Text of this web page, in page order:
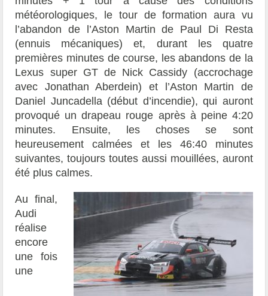
météorologiques, le tour de formation aura vu
l’abandon de l’Aston Martin de Paul Di Resta
(ennuis mécaniques) et, durant les quatre
premières minutes de course, les abandons de la
Lexus super GT de Nick Cassidy (accrochage
avec Jonathan Aberdein) et l’Aston Martin de
Daniel Juncadella (début d’incendie), qui auront
provoqué un drapeau rouge après à peine 4:20
minutes. Ensuite, les choses se sont
heureusement calmées et les 46:40 minutes
suivantes, toujours toutes aussi mouillées, auront
été plus calmes.
Au final,
Audi
réalise
encore
une fois
une